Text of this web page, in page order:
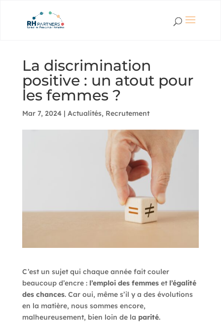
La discrimination
positive : un atout pour
les femmes ?
Mar 7, 2024| Actualités, Recrutement
C’est un sujet qui chaque année fait couler
beaucoup d’encre : l’emploi des femmeset l’égalité
des chances. Car oui, même s’il y a des évolutions
en la matière, nous sommes encore,
malheureusement, bien loin de la parité.